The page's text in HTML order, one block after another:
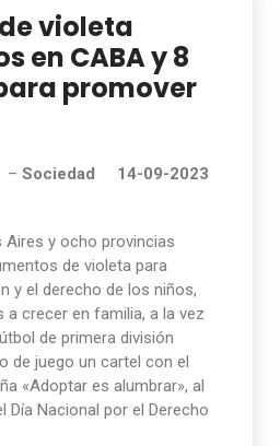
violeta
en CABA y 8
promover
– Sociedad 14-09-2023
Aires y ocho provincias
de violeta para
y el derecho de los niños,
a crecer en familia, a la vez
de primera división
de juego un cartel con el
«Adoptar es alumbrar», al
Día Nacional por el Derecho